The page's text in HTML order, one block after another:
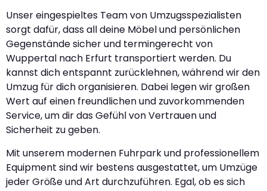
Unser eingespieltes Team von Umzugsspezialisten
sorgt dafür, dass all deine Möbel und persönlichen
Gegenstände sicher und termingerecht von
Wuppertal nach Erfurt transportiert werden. Du
kannst dich entspannt zurücklehnen, während wir den
Umzug für dich organisieren. Dabei legen wir großen
Wert auf einen freundlichen und zuvorkommenden
Service, um dir das Gefühl von Vertrauen und
Sicherheit zu geben.
Mit unserem modernen Fuhrpark und professionellem
Equipment sind wir bestens ausgestattet, um Umzüge
jeder Größe und Art durchzuführen. Egal, ob es sich